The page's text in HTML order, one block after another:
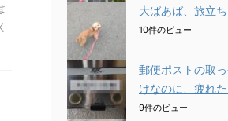
大ばあば、旅立ち
10件のビュー
郵便ポストの取
けなのに、疲れ
9件のビュー